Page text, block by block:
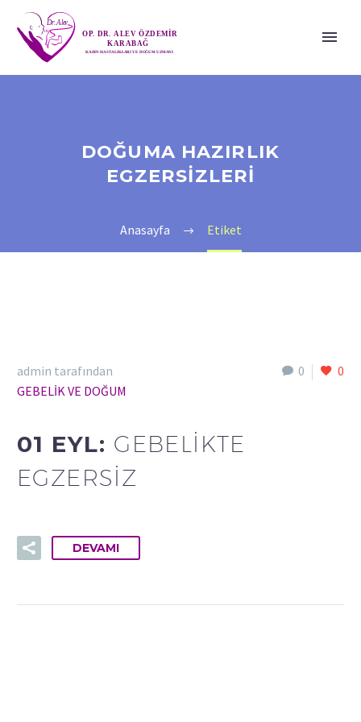
DOĞUMA HAZIRLIK
EGZERSIZLERI
Anasayfa Etiket
0 0
admin tarafından
GEBELİK VE DOĞUM
01 EYL: GEBELIKTE
EGZERSIZ
DEVAMI